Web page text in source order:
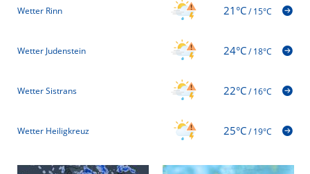
Wetter Rinn 21°C/15°C
Wetter Judenstein 24°C/18°C
Wetter Sistrans 22°C/16°C
Wetter Heiligkreuz 25°C/19°C